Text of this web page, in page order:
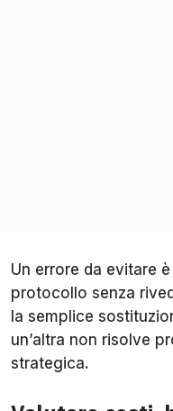
Un errore da evitare
protocollo senza
la semplice
un’altra non risolve
strategica.